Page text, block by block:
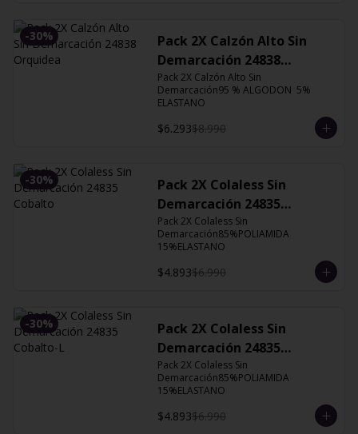
-30%
Pack 2X Calzón Alto Sin
Demarcación 24838
Orquidea
Pack 2X Calzón Alto Sin
Demarcación95 % ALGODON  5%
ELASTANO
$6.293$8.990
-30%
Pack 2X Colaless Sin
Demarcación 24835
Cobalto
Pack 2X Colaless Sin
Demarcación85%POLIAMIDA
15%ELASTANO
$4.893$6.990
-30%
Pack 2X Colaless Sin
Demarcación 24835
Cobalto-L
Pack 2X Colaless Sin
Demarcación85%POLIAMIDA
15%ELASTANO
$4.893$6.990